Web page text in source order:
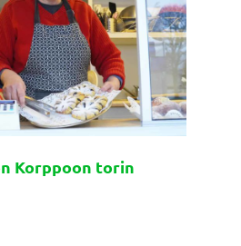
Korppoon torin